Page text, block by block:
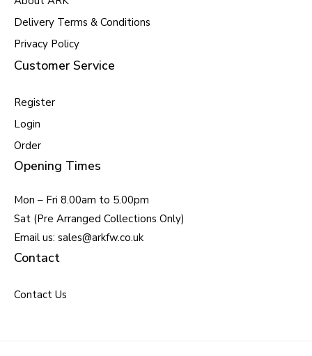
Delivery Terms & Conditions
Privacy Policy
Customer Service
Register
Login
Order
Opening Times
Mon – Fri 8.00am to 5.00pm
Sat (Pre Arranged Collections Only)
Email us: sales@arkfw.co.uk
Contact
Contact Us